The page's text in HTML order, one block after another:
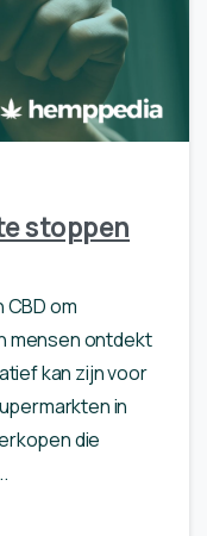
0
stoppen
om
mensen ontdekt
kan zijn voor
in
die